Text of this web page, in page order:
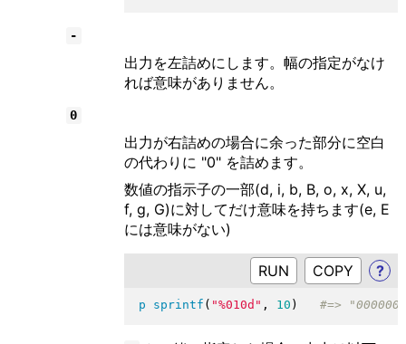
-
出力を左詰めにします。幅の指定がなけ
れば意味がありません。
0
出力が右詰めの場合に余った部分に空白
の代わりに "0" を詰めます。
数値の指示子の一部(d, i, b, B, o, x, X, u,
f, g, G)に対してだけ意味を持ちます(e, E
には意味がない)
RUN ?
p sprintf ( "%010d " , 10 )